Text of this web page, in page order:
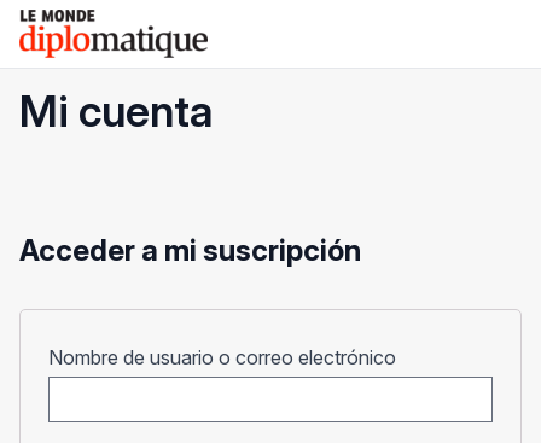
Skip
content
Le monde diplomatique
Mi cuenta
Acceder a mi suscripción
Nombre de usuario o correo electrónico